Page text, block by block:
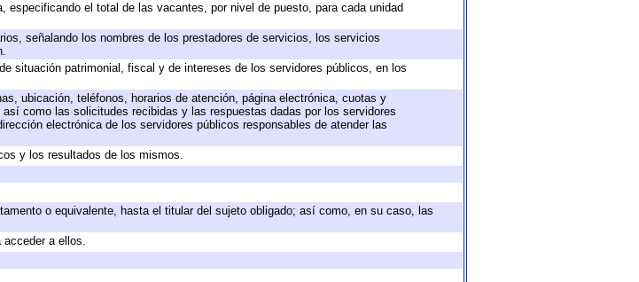
el total de las vacantes, por nivel de puesto, para cada unidad
señalando los nombres de los prestadores de servicios, los servicios
situación patrimonial, fiscal y de intereses de los servidores públicos, en los
ubicación, teléfonos, horarios de atención, página electrónica, cuotas y
como las solicitudes recibidas y las respuestas dadas por los servidores
electrónica de los servidores públicos responsables de atender las
y los resultados de los mismos.
o equivalente, hasta el titular del sujeto obligado; así como, en su caso, las
a ellos.